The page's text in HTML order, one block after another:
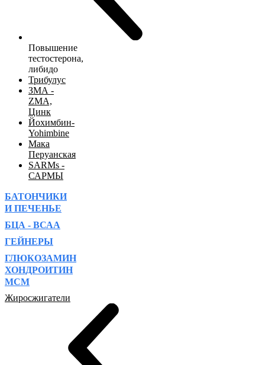
Повышение
тестостерона,
либидо
Трибулус
ЗМА -
ZMA,
Цинк
Йохимбин-
Yohimbine
Мака
Перуанская
SARMs -
САРМЫ
БАТОНЧИКИ
И ПЕЧЕНЬЕ
БЦА - ВСАА
ГЕЙНЕРЫ
ГЛЮКОЗАМИН
ХОНДРОИТИН
МСМ
Жиросжигатели